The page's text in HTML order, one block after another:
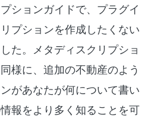
ションガイドで、プラグイ
プションを作成したくない
た。メタディスクリプショ
様に、追加の不動産のよう
があなたが何について書い
報をより多く知ることを可